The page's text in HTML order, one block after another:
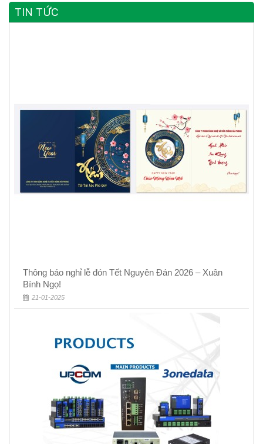
TIN TỨC
Thông báo nghỉ lễ đón Tết Nguyên Đán 2026 – Xuân
Bính Ngọ!
21-01-2025